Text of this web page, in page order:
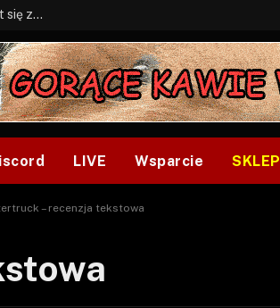
BONUS: Jak w tym kawale. A ja wiem co się zepsuło. Automat się zepsuł.
LIVE Wsparcie SKLEP
– recenzja tekstowa